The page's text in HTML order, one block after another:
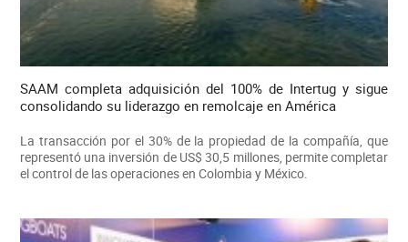
SAAM completa adquisición del 100% de Intertug y sigue
consolidando su liderazgo en remolcaje en América
La transacción por el 30% de la propiedad de la compañía, que
representó una inversión de US$ 30,5 millones, permite completar
el control de las operaciones en Colombia y México.